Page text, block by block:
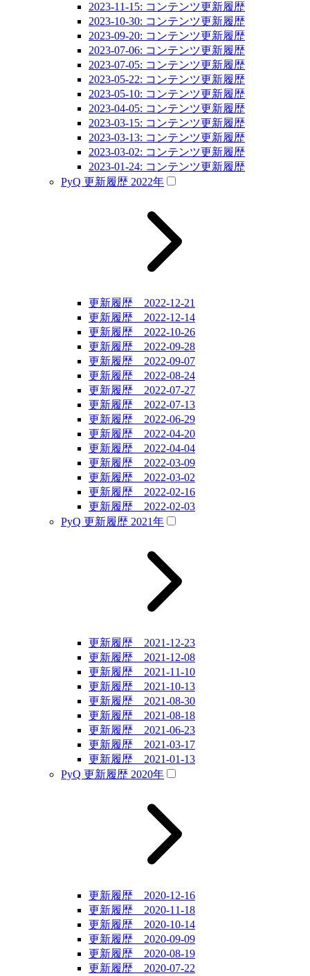
2023-11-15: コンテンツ更新履歴
2023-10-30: コンテンツ更新履歴
2023-09-20: コンテンツ更新履歴
2023-07-06: コンテンツ更新履歴
2023-07-05: コンテンツ更新履歴
2023-05-22: コンテンツ更新履歴
2023-05-10: コンテンツ更新履歴
2023-04-05: コンテンツ更新履歴
2023-03-15: コンテンツ更新履歴
2023-03-13: コンテンツ更新履歴
2023-03-02: コンテンツ更新履歴
2023-01-24: コンテンツ更新履歴
PyQ 更新履歴 2022年
更新履歴 2022-12-21
更新履歴 2022-12-14
更新履歴 2022-10-26
更新履歴 2022-09-28
更新履歴 2022-09-07
更新履歴 2022-08-24
更新履歴 2022-07-27
更新履歴 2022-07-13
更新履歴 2022-06-29
更新履歴 2022-04-20
更新履歴 2022-04-04
更新履歴 2022-03-09
更新履歴 2022-03-02
更新履歴 2022-02-16
更新履歴 2022-02-03
PyQ 更新履歴 2021年
更新履歴 2021-12-23
更新履歴 2021-12-08
更新履歴 2021-11-10
更新履歴 2021-10-13
更新履歴 2021-08-30
更新履歴 2021-08-18
更新履歴 2021-06-23
更新履歴 2021-03-17
更新履歴 2021-01-13
PyQ 更新履歴 2020年
更新履歴 2020-12-16
更新履歴 2020-11-18
更新履歴 2020-10-14
更新履歴 2020-09-09
更新履歴 2020-08-19
更新履歴 2020-07-22